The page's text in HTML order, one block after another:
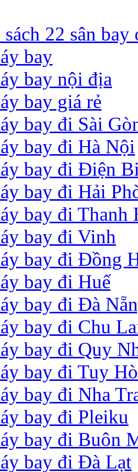
sách 22 sân
bay
bay nội địa
bay giá rẻ
bay đi Sài
bay đi Hà Nội
bay đi Điện
bay đi Hải
bay đi Thanh
bay đi Vinh
bay đi Đồng
bay đi Huế
bay đi Đà
bay đi Chu
bay đi Quy
bay đi Tuy
bay đi Nha
bay đi Pleiku
bay đi Buôn
bay đi Đà Lạt